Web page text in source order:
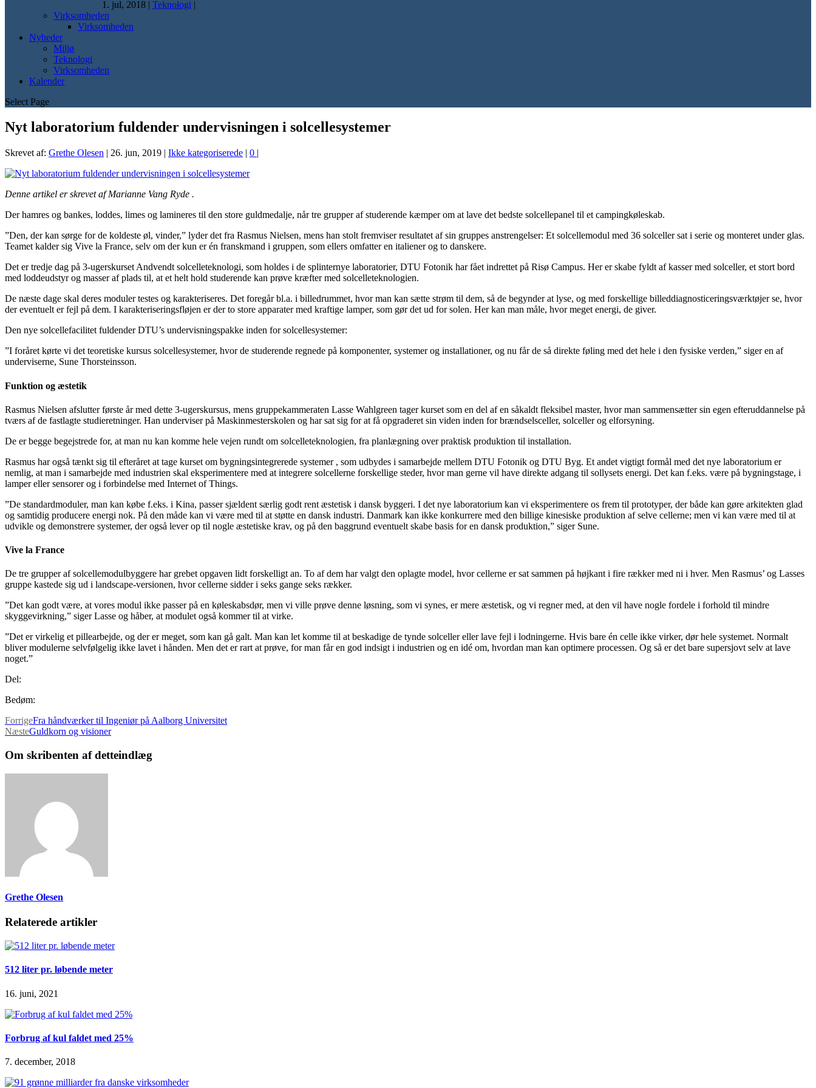
1. jul, 2018 | Teknologi |
Virksomheden
Virksomheden
Nyheder
Miljø
Teknologi
Virksomheden
Kalender
Select Page
Nyt laboratorium fuldender undervisningen i solcellesystemer
Skrevet af: Grethe Olesen | 26. jun, 2019 | Ikke kategoriserede | 0 |
Denne artikel er skrevet af Marianne Vang Ryde .
Der hamres og bankes, loddes, limes og lamineres til den store guldmedalje, når tre grupper af studerende kæmper om at lave det bedste solcellepanel til et campingkøleskab.
”Den, der kan sørge for de koldeste øl, vinder,” lyder det fra Rasmus Nielsen, mens han stolt fremviser resultatet af sin gruppes anstrengelser: Et solcellemodul med 36 solceller sat i serie og monteret under glas.
Teamet kalder sig Vive la France, selv om der kun er én franskmand i gruppen, som ellers omfatter en italiener og to danskere.
Det er tredje dag på 3-ugerskurset Andvendt solcelleteknologi, som holdes i de splinternye laboratorier, DTU Fotonik har fået indrettet på Risø Campus. Her er skabe fyldt af kasser med solceller, et stort bord
med loddeudstyr og masser af plads til, at et helt hold studerende kan prøve kræfter med solcelleteknologien.
De næste dage skal deres moduler testes og karakteriseres. Det foregår bl.a. i billedrummet, hvor man kan sætte strøm til dem, så de begynder at lyse, og med forskellige billeddiagnosticeringsværktøjer se, hvor
der eventuelt er fejl på dem. I karakteriseringsfløjen er der to store apparater med kraftige lamper, som gør det ud for solen. Her kan man måle, hvor meget energi, de giver.
Den nye solcellefacilitet fuldender DTU’s undervisningspakke inden for solcellesystemer:
”I foråret kørte vi det teoretiske kursus solcellesystemer, hvor de studerende regnede på komponenter, systemer og installationer, og nu får de så direkte føling med det hele i den fysiske verden,” siger en af
underviserne, Sune Thorsteinsson.
Funktion og æstetik
Rasmus Nielsen afslutter første år med dette 3-ugerskursus, mens gruppekammeraten Lasse Wahlgreen tager kurset som en del af en såkaldt fleksibel master, hvor man sammensætter sin egen efteruddannelse på
tværs af de fastlagte studieretninger. Han underviser på Maskinmesterskolen og har sat sig for at få opgraderet sin viden inden for brændselsceller, solceller og elforsyning.
De er begge begejstrede for, at man nu kan komme hele vejen rundt om solcelleteknologien, fra planlægning over praktisk produktion til installation.
Rasmus har også tænkt sig til efteråret at tage kurset om bygningsintegrerede systemer , som udbydes i samarbejde mellem DTU Fotonik og DTU Byg. Et andet vigtigt formål med det nye laboratorium er
nemlig, at man i samarbejde med industrien skal eksperimentere med at integrere solcellerne forskellige steder, hvor man gerne vil have direkte adgang til sollysets energi. Det kan f.eks. være på bygningstage, i
lamper eller sensorer og i forbindelse med Internet of Things.
”De standardmoduler, man kan købe f.eks. i Kina, passer sjældent særlig godt rent æstetisk i dansk byggeri. I det nye laboratorium kan vi eksperimentere os frem til prototyper, der både kan gøre arkitekten glad
og samtidig producere energi nok. På den måde kan vi være med til at støtte en dansk industri. Danmark kan ikke konkurrere med den billige kinesiske produktion af selve cellerne; men vi kan være med til at
udvikle og demonstrere systemer, der også lever op til nogle æstetiske krav, og på den baggrund eventuelt skabe basis for en dansk produktion,” siger Sune.
Vive la France
De tre grupper af solcellemodulbyggere har grebet opgaven lidt forskelligt an. To af dem har valgt den oplagte model, hvor cellerne er sat sammen på højkant i fire rækker med ni i hver. Men Rasmus’ og Lasses
gruppe kastede sig ud i landscape-versionen, hvor cellerne sidder i seks gange seks rækker.
”Det kan godt være, at vores modul ikke passer på en køleskabsdør, men vi ville prøve denne løsning, som vi synes, er mere æstetisk, og vi regner med, at den vil have nogle fordele i forhold til mindre
skyggevirkning,” siger Lasse og håber, at modulet også kommer til at virke.
”Det er virkelig et pillearbejde, og der er meget, som kan gå galt. Man kan let komme til at beskadige de tynde solceller eller lave fejl i lodningerne. Hvis bare én celle ikke virker, dør hele systemet. Normalt
bliver modulerne selvfølgelig ikke lavet i hånden. Men det er rart at prøve, for man får en god indsigt i industrien og en idé om, hvordan man kan optimere processen. Og så er det bare supersjovt selv at lave
noget.”
Del:
Bedøm:
ForrigeFra håndværker til Ingeniør på Aalborg Universitet
NæsteGuldkorn og visioner
Om skribenten af detteindlæg
Grethe Olesen
Relaterede artikler
512 liter pr. løbende meter
16. juni, 2021
Forbrug af kul faldet med 25%
7. december, 2018